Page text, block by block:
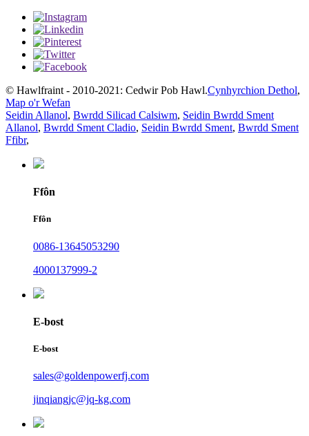
© Hawlfraint - 2010-2021: Cedwir Pob Hawl.Cynhyrchion Dethol,
Map o'r Wefan
Seidin Allanol, Bwrdd Silicad Calsiwm, Seidin Bwrdd Sment
Allanol, Bwrdd Sment Cladio, Seidin Bwrdd Sment, Bwrdd Sment
Ffibr,
Ffôn
Ffôn
0086-13645053290
4000137999-2
E-bost
E-bost
sales@goldenpowerfj.com
jinqiangjc@jq-kg.com